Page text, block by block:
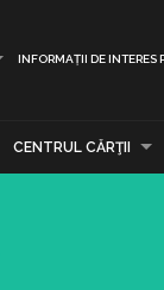
INFORMAȚII DE INTERES
CENTRUL CĂRŢII